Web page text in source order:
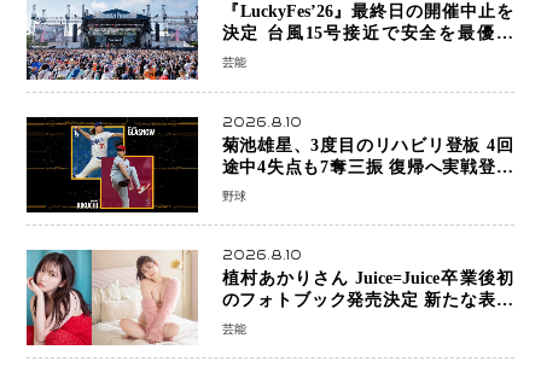
『LuckyFes’26』最終日の開催中止を
決定 台風15号接近で安全を最優先
「苦渋の判断」
芸能
2026.8.10
菊池雄星、3度目のリハビリ登板 4回
途中4失点も7奪三振 復帰へ実戦登板
を重ねる
野球
2026.8.10
植村あかりさん Juice=Juice卒業後初
のフォトブック発売決定 新たな表現
者としての“今”を凝縮
芸能